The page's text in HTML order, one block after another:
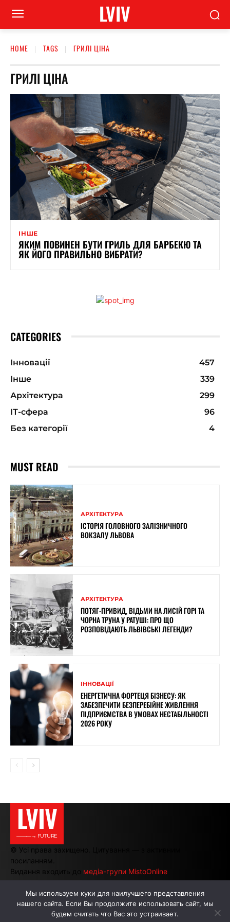
LVIV
HOME TAGS ГРИЛІ ЦІНА
ГРИЛІ ЦІНА
ІНШЕ
ЯКИМ ПОВИНЕН БУТИ ГРИЛЬ ДЛЯ БАРБЕКЮ ТА
ЯК ЙОГО ПРАВИЛЬНО ВИБРАТИ?
CATEGORIES
Інновації
457
Інше
339
Архітектура
299
ІТ-сфера
96
Без категорії
4
MUST READ
АРХІТЕКТУРА
ІСТОРІЯ ГОЛОВНОГО ЗАЛІЗНИЧНОГО
ВОКЗАЛУ ЛЬВОВА
АРХІТЕКТУРА
ПОТЯГ-ПРИВИД, ВІДЬМИ НА ЛИСІЙ ГОРІ ТА
ЧОРНА ТРУНА У РАТУШІ: ПРО ЩО
РОЗПОВІДАЮТЬ ЛЬВІВСЬКІ ЛЕГЕНДИ?
ІННОВАЦІЇ
ЕНЕРГЕТИЧНА ФОРТЕЦЯ БІЗНЕСУ: ЯК
ЗАБЕЗПЕЧИТИ БЕЗПЕРЕБІЙНЕ ЖИВЛЕННЯ
ПІДПРИЄМСТВА В УМОВАХ НЕСТАБІЛЬНОСТІ
2026 РОКУ
LVIV
———→ FUTURE
© Усі права захищено. Цитування — з активним
посиланням.
Видання входить до медіа-групи MistoOnline
АВТОРИ РЕКЛАМА НА САЙТІ
Мы используем куки для наилучшего представления
нашего сайта. Если Вы продолжите использовать сайт, мы
будем считать что Вас это устраивает.